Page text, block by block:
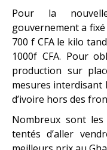
Pour la
gouvernement a fixé
700 f CFA le kilo
1000f CFA. Pour
production sur
mesures interdisant
d’ivoire hors des
Nombreux sont
tentés d’aller